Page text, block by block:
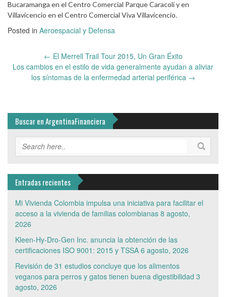
Bucaramanga en el Centro Comercial Parque Caracolí y en
Villavicencio en el Centro Comercial Viva Villavicencio.
Posted in Aeroespacial y Defensa
navigation
← El Merrell Trail Tour 2015, Un Gran Éxito
Los cambios en el estilo de vida generalmente ayudan a aliviar
los síntomas de la enfermedad arterial periférica →
Buscar en ArgentinaFinanciera
Entradas recientes
Mi Vivienda Colombia impulsa una iniciativa para facilitar el
acceso a la vivienda de familias colombianas 8 agosto,
2026
Kleen-Hy-Dro-Gen Inc. anuncia la obtención de las
certificaciones ISO 9001: 2015 y TSSA 6 agosto, 2026
Revisión de 31 estudios concluye que los alimentos
veganos para perros y gatos tienen buena digestibilidad 3
agosto, 2026